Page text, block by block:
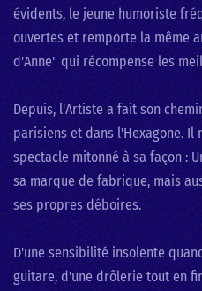
évidents, le jeune humoriste
ouvertes et remporte la même
d'Anne" qui récompense les
Depuis, l'Artiste a fait son
parisiens et dans l'Hexagone. Il
spectacle mitonné à sa façon :
sa marque de fabrique, mais
ses propres déboires.
D'une sensibilité insolente
guitare, d'une drôlerie tout en